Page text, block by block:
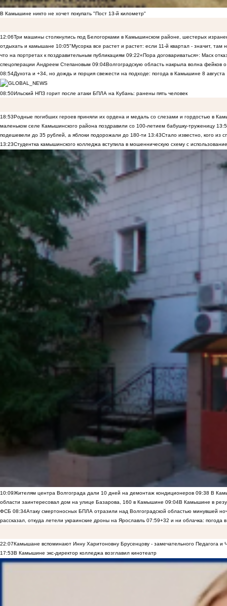
В Камышине никто не хочет покупать "Пост 13-й километр"
12:06Три машины столкнулись под Белогорками в Камышинском районе, шестерых
отдыхать и камышане 10:05"Мусорка все растет и растет: если 11-й квартал - значит,
что на портретах к поздравительным публикациям 09:22«Пора договариваться»: Маск
спецоперации Андреем Степановым 09:04Волгоградскую область накрыла волна фейков
08:54Духота и +34, но дождь и порция свежести на подходе: погода в Камышине 8 августа
08:50Ильский НПЗ горит после атаки БПЛА на Кубань: ранены пять человек
18:53Родные погибших героев приняли их ордена и медаль со слезами и гордостью в
маленьком селе Камышинского района поздравили со 100-летием бабушку-труженицу
подешевели до 35 рублей, а яблоки подорожали до 180-ти 13:43Стало известно, кого из
13:23Студентка камышинского колледжа вступила в мошенническую схему с
10:09Жителям центра Волгограда дали 10 дней на демонтаж кондиционеров 09:38 В
области заинтересовал дом на улице Базарова, 160 в Камышине 09:04В Камышине в
ФСБ 08:34Атаку смертоносных БПЛА отразили над Волгоградской областью минувшей
рассказал, откуда летели украинские дроны на Ярославль 07:59+32 и ни облачка: погода
22:07Камышане вспоминают Инну Харитоновну Брусенцову - замечательного Педагога и
17:53В Камышине экс-директор колледжа возглавил кинотеатр